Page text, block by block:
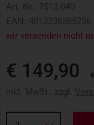
Art.-Nr.: 7513.040
EAN: 4013236385236
wir versenden nicht
€ 149,90
inkl. MwSt., zzgl.